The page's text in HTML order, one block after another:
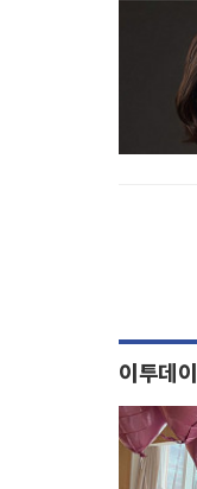
이투데이